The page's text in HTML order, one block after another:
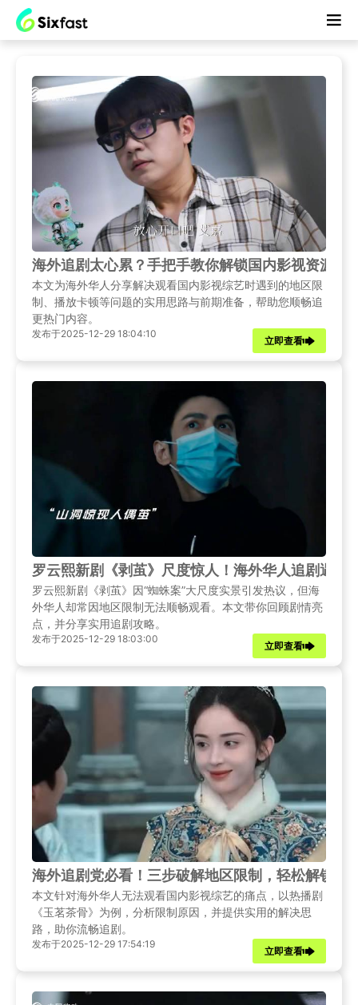
海外追剧太心累？手把手教你解锁国内影视资源，
本文为海外华人分享解决观看国内影视综艺时遇到的地区限
制、播放卡顿等问题的实用思路与前期准备，帮助您顺畅追
更热门内容。
发布于2025-12-29 18:04:10
立即查看
罗云熙新剧《剥茧》尺度惊人！海外华人追剧遇阻
罗云熙新剧《剥茧》因“蜘蛛案”大尺度实景引发热议，但海
外华人却常因地区限制无法顺畅观看。本文带你回顾剧情亮
点，并分享实用追剧攻略。
发布于2025-12-29 18:03:00
立即查看
海外追剧党必看！三步破解地区限制，轻松解锁娜
本文针对海外华人无法观看国内影视综艺的痛点，以热播剧
《玉茗茶骨》为例，分析限制原因，并提供实用的解决思
路，助你流畅追剧。
发布于2025-12-29 17:54:19
立即查看